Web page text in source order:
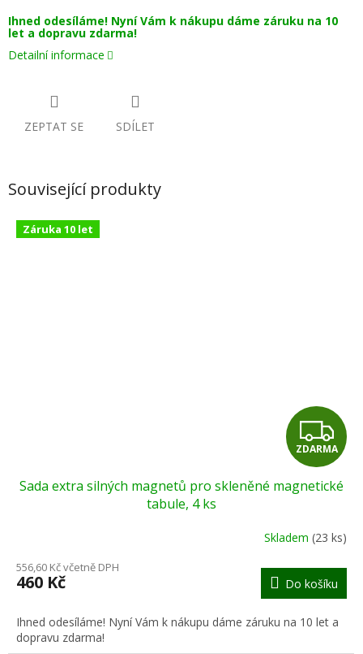
Ihned odesíláme! Nyní Vám k nákupu dáme záruku na 10
let a dopravu zdarma!
Detailní informace
ZEPTAT SE SDÍLET
Související produkty
Záruka 10 let
Z
D
A
R
M
A
ZDARMA
Sada extra silných magnetů pro skleněné magnetické
tabule, 4 ks
Skladem (23 ks)
556,60 Kč včetně DPH
460 Kč Do košíku
Ihned odesíláme! Nyní Vám k nákupu dáme záruku na 10 let a
dopravu zdarma!